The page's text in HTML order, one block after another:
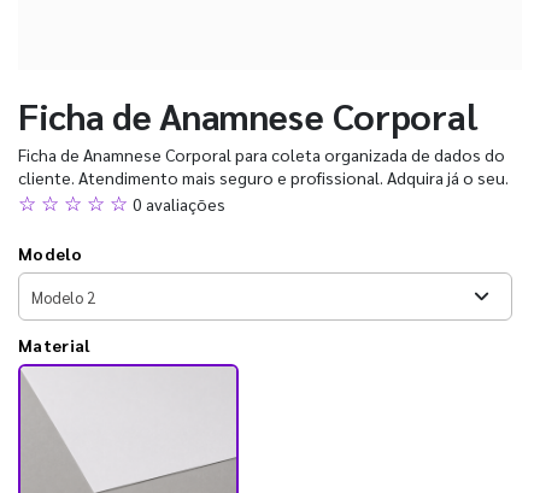
Ficha de Anamnese Corporal
Ficha de Anamnese Corporal para coleta organizada de dados do
cliente. Atendimento mais seguro e profissional. Adquira já o seu.
☆ ☆ ☆ ☆ ☆ 0 avaliações
Modelo
Material